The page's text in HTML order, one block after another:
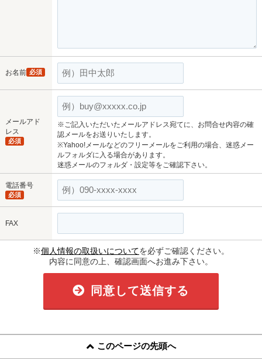
お名前 必須
メールアド
レス
必須
※ご記入いただいたメールアドレス宛てに、お問合せ内容の確
認メールをお送りいたします。
※Yahoo!メールなどのフリーメールをご利用の場合、迷惑メー
ルフォルダに入る場合があります。
迷惑メールのフォルダ・設定等をご確認下さい。
電話番号
必須
FAX
※個人情報の取扱いについてを必ずご確認ください。
内容に同意の上、確認画面へお進み下さい。
同意して送信する
このページの先頭へ